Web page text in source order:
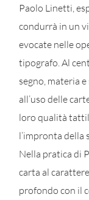
Paolo Linetti,
condurrà in un
evocate nelle
tipografo. Al
segno, materia
all’uso delle
loro qualità
l’impronta della
Nella pratica di
carta al
profondo con il